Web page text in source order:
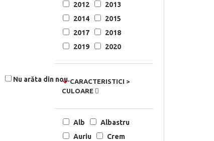
Nu arăta din nou.
2012
2013
2014
2015
2017
2018
2019
2020
CARACTERISTICI >
CULOARE
Alb
Albastru
Auriu
Crem